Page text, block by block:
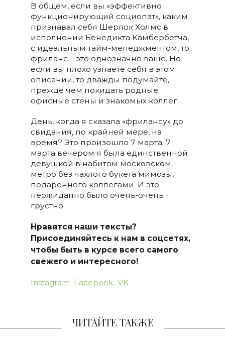
В общем, если вы «эффективно
функционирующий социопат», каким
признавал себя Шерлок Холмс в
исполнении Бенедикта Камбербетча,
с идеальным тайм-менеджментом, то
фриланс – это однозначно ваше. Но
если вы плохо узнаете себя в этом
описании, то дважды подумайте,
прежде чем покидать родные
офисные стены и знакомых коллег.
День, когда я сказала «фрилансу» до
свидания, по крайней мере, на
время? Это произошло 7 марта. 7
марта вечером я была единственной
девушкой в набитом московском
метро без чахлого букета мимозы,
подаренного коллегами. И это
неожиданно было очень-очень
грустно.
Нравятся наши тексты?
Присоединяйтесь к нам в соцсетях,
чтобы быть в курсе всего самого
свежего и интересного!
Instagram Facebook VK
ЧИТАЙТЕ ТАКЖЕ